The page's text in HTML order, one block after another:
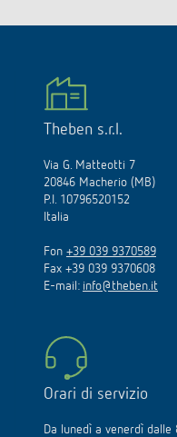
Theben s.r.l.
Via G. Matteotti 7
20846 Macherio (MB)
P.I. 10796520152
Italia
Fon +39 039 9370589
Fax +39 039 9370608
E-mail: info@theben.it
Orari di servizio
Da lunedì a venerdì dalle